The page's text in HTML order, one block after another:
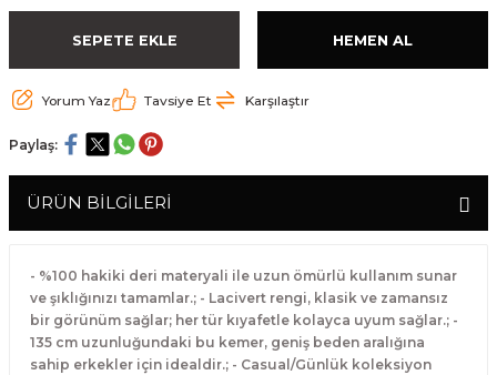
SEPETE EKLE HEMEN AL
Yorum Yaz Tavsiye Et Karşılaştır
Paylaş:
ÜRÜN BİLGİLERİ
- %100 hakiki deri materyali ile uzun ömürlü kullanım sunar
ve şıklığınızı tamamlar.; - Lacivert rengi, klasik ve zamansız
bir görünüm sağlar; her tür kıyafetle kolayca uyum sağlar.; -
135 cm uzunluğundaki bu kemer, geniş beden aralığına
sahip erkekler için idealdir.; - Casual/Günlük koleksiyon